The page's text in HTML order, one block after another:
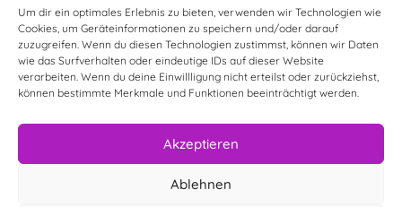
Um dir ein optimales Erlebnis zu bieten, verwenden wir Technologien wie
Cookies, um Geräteinformationen zu speichern und/oder darauf
zuzugreifen. Wenn du diesen Technologien zustimmst, können wir Daten
wie das Surfverhalten oder eindeutige IDs auf dieser Website
verarbeiten. Wenn du deine Einwillligung nicht erteilst oder zurückziehst,
können bestimmte Merkmale und Funktionen beeinträchtigt werden.
Akzeptieren
Ablehnen
Widerrufsbelehrung
AGB
wunderwas Impressum & rechtliche Informationen
Datenschutzerklärung